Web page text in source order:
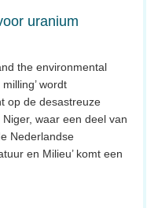
uranium
the environmental
wordt
op de desastreuze
waar een deel van
Nederlandse
en Milieu’ komt een